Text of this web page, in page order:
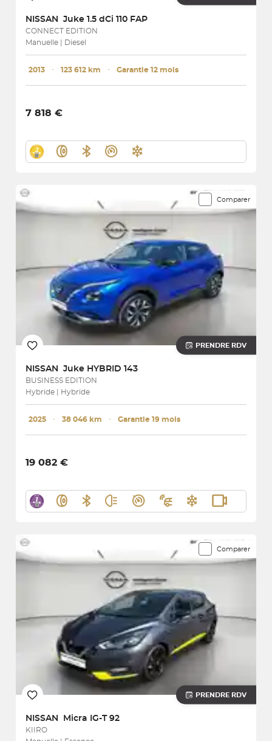
NISSAN Juke 1.5 dCi 110 FAP
CONNECT EDITION
Manuelle | Diesel
2013 ･ 123 612 km ･ Garantie 12 mois
7 818 €
Comparer
PRENDRE RDV
NISSAN Juke HYBRID 143
BUSINESS EDITION
Hybride | Hybride
2025 ･ 38 046 km ･ Garantie 19 mois
19 082 €
Comparer
PRENDRE RDV
NISSAN Micra IG-T 92
KIIRO